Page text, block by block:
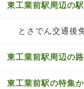
東工業前駅周辺の
とさでん交通後
東工業前駅周辺の
東工業前駅の特集